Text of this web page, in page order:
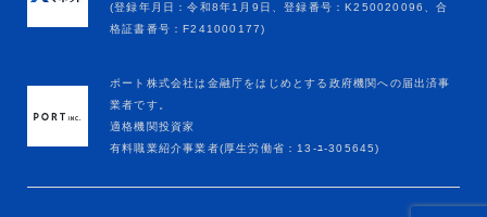
(登録年月日：令和8年1月9日、登録番号：K250020096、合
格証書番号：F241000177)
ポート株式会社は金融庁をはじめとする政府機関への届出済事
業者です。
適格機関投資家
有料職業紹介事業者(厚生労働省：13-ﾕ-305645)